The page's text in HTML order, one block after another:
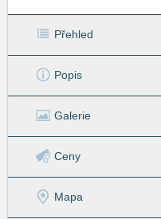
Přehled
Popis
Galerie
Ceny
Mapa